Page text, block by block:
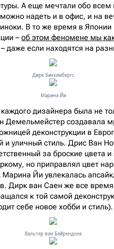
А еще мечтали обо всем
надеть и в офис, и на
В то же время в
– об этом феномене мы
даже если находятся на
Дирк Биккембергс
Марина Йи
дизайнера была не
Демельмейстер создавала
деконструкции в
и уличный стиль. Дрис Ван
за броские цвета
но приправлял цвет
Марина Йи увлекалась
Дирк ван Саен же все
к той самой
себе новое хобби и стиль).
Вальтер ван Бейрендонк